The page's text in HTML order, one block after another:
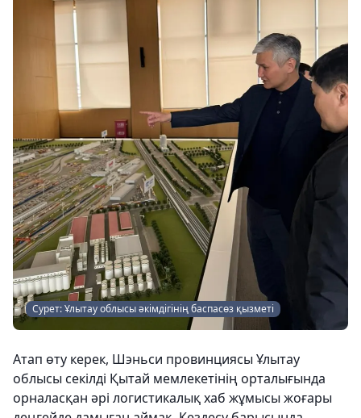
Сурет: Ұлытау облысы әкімдігінің баспасөз қызметі
Атап өту керек, Шэньси провинциясы Ұлытау
облысы секілді Қытай мемлекетінің орталығында
орналасқан әрі логистикалық хаб жұмысы жоғары